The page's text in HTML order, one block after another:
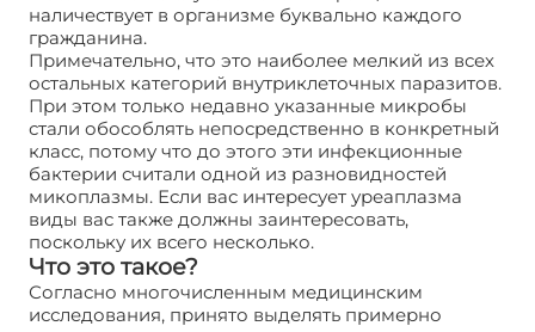
наличествует в организме буквально каждого
гражданина.
Примечательно, что это наиболее мелкий из всех
остальных категорий внутриклеточных паразитов.
При этом только недавно указанные микробы
стали обособлять непосредственно в конкретный
класс, потому что до этого эти инфекционные
бактерии считали одной из разновидностей
микоплазмы. Если вас интересует уреаплазма
виды вас также должны заинтересовать,
поскольку их всего несколько.
Что это такое?
Согласно многочисленным медицинским
исследования, принято выделять примерно